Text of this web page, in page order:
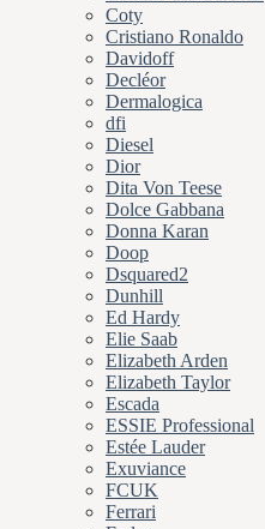
Coty
Cristiano Ronaldo
Davidoff
Decléor
Dermalogica
dfi
Diesel
Dior
Dita Von Teese
Dolce Gabbana
Donna Karan
Doop
Dsquared2
Dunhill
Ed Hardy
Elie Saab
Elizabeth Arden
Elizabeth Taylor
Escada
ESSIE Professional
Estée Lauder
Exuviance
FCUK
Ferrari